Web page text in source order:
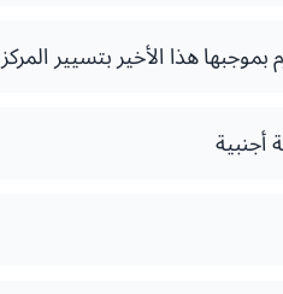
هذا الأخير بتسيير المركز